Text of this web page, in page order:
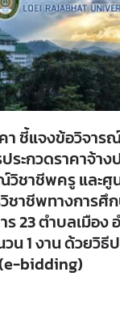
า ชี้แจงข้อวิจาร
ประกวดราคาจ้า
ชาชีพครู และศู
ชาชีพทางการศึ
23 ตำบลเมือง
น 1 งาน ด้วยวิธี
bidding)